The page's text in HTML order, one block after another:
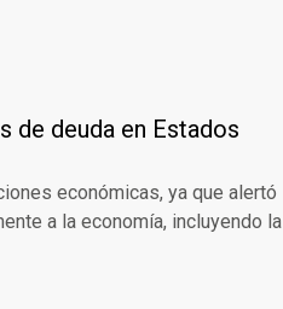
de deuda en Estados
económicas, ya que alertó
a la economía, incluyendo la